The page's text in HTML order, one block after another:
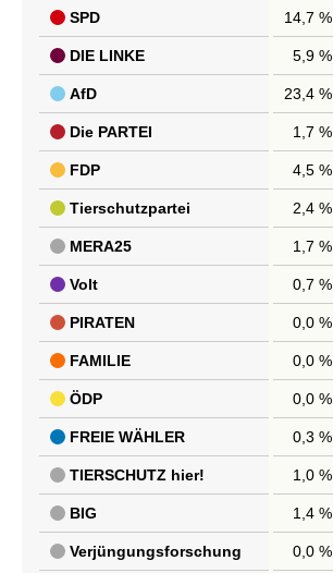
SPD 14,7 %
DIE LINKE 5,9 %
AfD 23,4 %
Die PARTEI 1,7 %
FDP 4,5 %
Tierschutzpartei 2,4 %
MERA25 1,7 %
Volt 0,7 %
PIRATEN 0,0 %
FAMILIE 0,0 %
ÖDP 0,0 %
FREIE WÄHLER 0,3 %
TIERSCHUTZ hier! 1,0 %
BIG 1,4 %
Verjüngungsforschung 0,0 %